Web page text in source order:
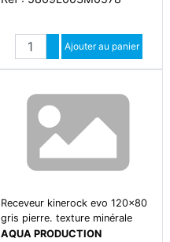
Quantité
Augmenter quantité
Diminuer quantité
Ajouter au panier
Receveur kinerock evo 120x80
gris pierre. texture minérale
avec grille assortie et bonde
AQUA PRODUCTION